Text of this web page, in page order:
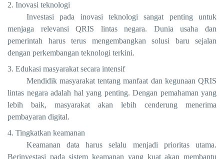
2. Inovasi teknologi
Investasi pada inovasi teknologi sangat penting untuk
menjaga relevansi QRIS lintas negara. Dunia usaha dan
pemerintah harus terus mengembangkan solusi baru sejalan
dengan perkembangan teknologi terkini.
3. Edukasi masyarakat secara intensif
Mendidik masyarakat tentang manfaat dan kegunaan QRIS
lintas negara adalah hal yang penting. Dengan pemahaman yang
lebih baik, masyarakat akan lebih cenderung menerima
pembayaran digital.
4. Tingkatkan keamanan
Keamanan data harus selalu menjadi prioritas utama.
Berinvestasi pada sistem keamanan yang kuat akan membantu